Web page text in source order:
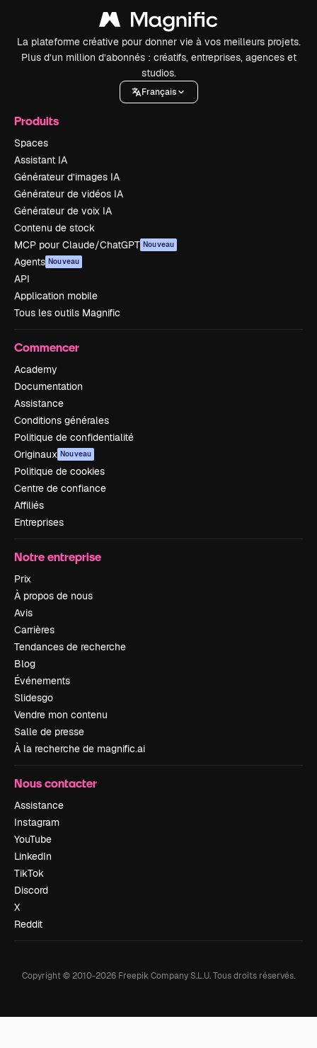
La plateforme créative pour donner vie à vos meilleurs projets.
Plus d’un million d’abonnés : créatifs, entreprises, agences et
studios.
Français
Produits
Spaces
Assistant IA
Générateur d’images IA
Générateur de vidéos IA
Générateur de voix IA
Contenu de stock
MCP pour Claude/ChatGPT Nouveau
Agents Nouveau
API
Application mobile
Tous les outils Magnific
Commencer
Academy
Documentation
Assistance
Conditions générales
Politique de confidentialité
Originaux Nouveau
Politique de cookies
Centre de confiance
Affiliés
Entreprises
Notre entreprise
Prix
À propos de nous
Avis
Carrières
Tendances de recherche
Blog
Événements
Slidesgo
Vendre mon contenu
Salle de presse
À la recherche de magnific.ai
Nous contacter
Assistance
Instagram
YouTube
LinkedIn
TikTok
Discord
X
Reddit
Copyright © 2010-2026 Freepik Company S.L.U.Tous droits réservés.